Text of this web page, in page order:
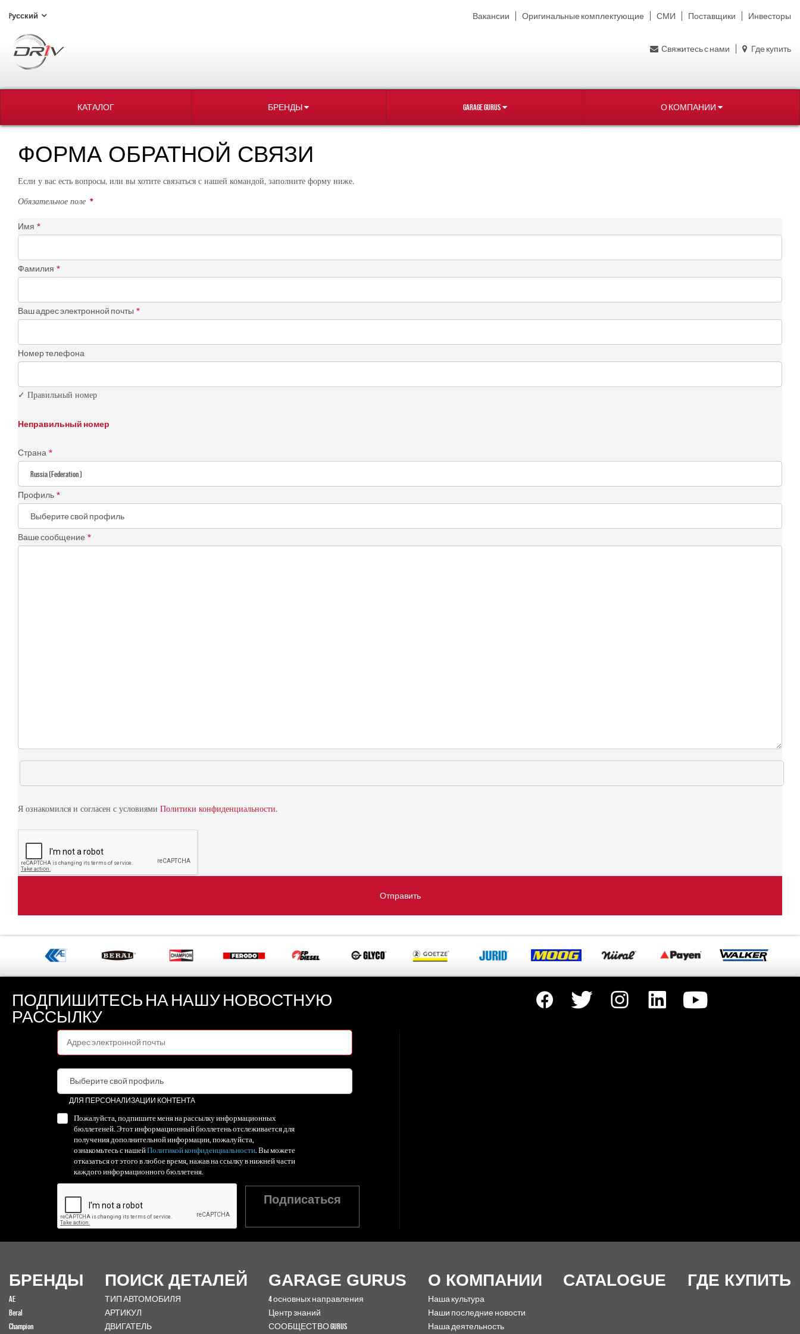
Pусский Вакансии Оригинальные комплектующие СМИ Поставщики Инвесторы
Где купить
Свяжитесь с нами
КАТАЛОГ БРЕНДЫ GARAGE GURUS О КОМПАНИИ
ФОРМА ОБРАТНОЙ СВЯЗИ
Если у вас есть вопросы, или вы хотите связаться с нашей командой, заполните форму ниже.
Обязательное поле *
Имя *
Фамилия *
Ваш адрес электронной почты *
Номер телефона
✓ Правильный номер
Неправильный номер
Страна *
Профиль *
Ваше сообщение *
Я ознакомился и согласен с условиями Политики конфиденциальности.
Отправить
ПОДПИШИТЕСЬ НА НАШУ НОВОСТНУЮ
РАССЫЛКУ
ДЛЯ ПЕРСОНАЛИЗАЦИИ КОНТЕНТА
Пожалуйста, подпишите меня на рассылку информационных
бюллетеней. Этот информационный бюллетень отслеживается для
получения дополнительной информации, пожалуйста,
ознакомьтесь с нашейПолитикой конфиденциальности. Вы можете
отказаться от этого в любое время, нажав на ссылку в нижней части
каждого информационного бюллетеня.
Подписаться
БРЕНДЫ
AE
Beral
Champion
ПОИСК ДЕТАЛЕЙ
ТИП АВТОМОБИЛЯ
АРТИКУЛ
ДВИГАТЕЛЬ
GARAGE GURUS
4 основных направления
Центр знаний
СООБЩЕСТВО GURUS
О КОМПАНИИ
Наша культура
Наши последние новости
Наша деятельность
CATALOGUE ГДЕ КУПИТЬ